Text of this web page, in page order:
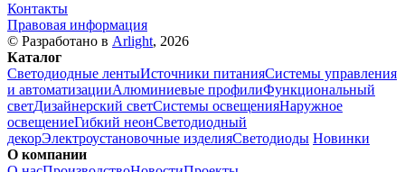
Контакты
Правовая информация
© Разработано в Arlight, 2026
Каталог
Светодиодные лентыИсточники питанияСистемы управления
и автоматизацииАлюминиевые профилиФункциональный
светДизайнерский светСистемы освещенияНаружное
освещениеГибкий неонСветодиодный
декорЭлектроустановочные изделияСветодиоды Новинки
О компании